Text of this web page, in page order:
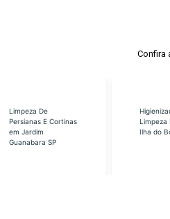
Confira
Limpeza De
Persianas E Cortinas
em Jardim
Guanabara SP
Limpeza
Ilha do